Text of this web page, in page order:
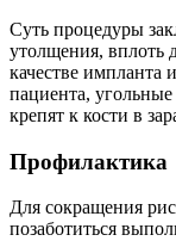
Суть процедуры
утолщения, вплоть
качестве импланта
пациента,
крепят к кости в
Профилактика
Для сокращения
позаботиться